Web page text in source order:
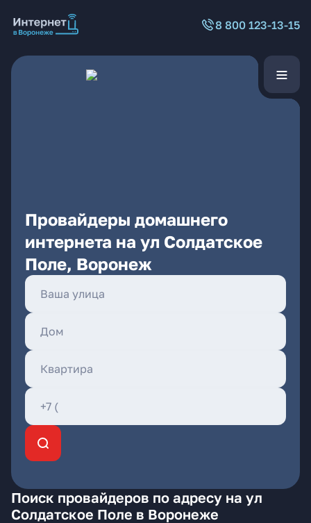
8 800 123-13-15
Провайдеры домашнего
интернета на ул Солдатское
Поле, Воронеж
Поиск провайдеров по адресу на ул
Солдатское Поле в Воронеже